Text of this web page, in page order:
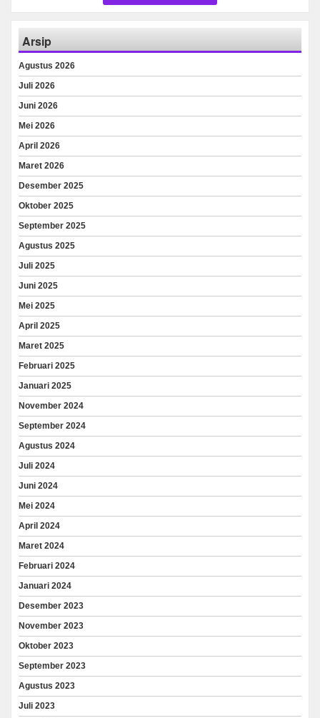
Arsip
Agustus 2026
Juli 2026
Juni 2026
Mei 2026
April 2026
Maret 2026
Desember 2025
Oktober 2025
September 2025
Agustus 2025
Juli 2025
Juni 2025
Mei 2025
April 2025
Maret 2025
Februari 2025
Januari 2025
November 2024
September 2024
Agustus 2024
Juli 2024
Juni 2024
Mei 2024
April 2024
Maret 2024
Februari 2024
Januari 2024
Desember 2023
November 2023
Oktober 2023
September 2023
Agustus 2023
Juli 2023